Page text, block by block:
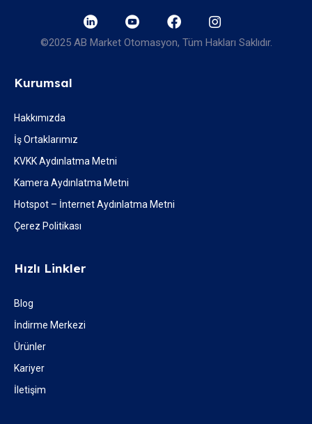
©2025 AB Market Otomasyon, Tüm Hakları Saklıdır.
Kurumsal
Hakkımızda
İş Ortaklarımız
KVKK Aydınlatma Metni
Kamera Aydınlatma Metni
Hotspot – İnternet Aydınlatma Metni
Çerez Politikası
Hızlı Linkler
Blog
İndirme Merkezi
Ürünler
Kariyer
İletişim